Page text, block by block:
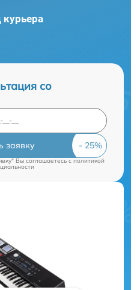
со
заявку
Вы соглашаетесь cполитикой